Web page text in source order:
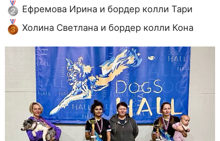
Ефремова Ирина и бордер колли Тари
Холина Светлана и бордер колли Кона